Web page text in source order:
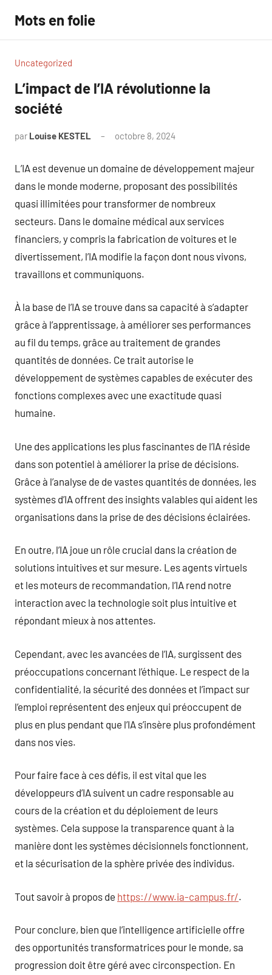
contenu
Mots en folie
Uncategorized
L’impact de l’IA révolutionne la
société
par Louise KESTEL octobre 8, 2024
L’IA est devenue un domaine de développement majeur
dans le monde moderne, proposant des possibilités
quasi illimitées pour transformer de nombreux
secteurs. Dans le domaine médical aux services
financiers, y compris la fabrication de voitures et le
divertissement, l’IA modifie la façon dont nous vivons,
travaillons et communiquons.
À la base de l’IA se trouve dans sa capacité à s’adapter
grâce à l’apprentissage, à améliorer ses performances
au fil du temps, grâce au traitement de grandes
quantités de données. Ce trait autorise le
développement de systèmes capables de exécuter des
fonctions complexes avec une exactitude quasi
humaine.
Une des applications les plus fascinantes de l’IA réside
dans son potentiel à améliorer la prise de décisions.
Grâce à l’analyse de de vastes quantités de données, les
systèmes d’IA offrent des insights valables qui aident les
organisations dans la prise de des décisions éclairées.
En outre, l’IA joue un rôle crucial dans la création de
solutions intuitives et sur mesure. Les agents virtuels
et les moteurs de recommandation, l’IA rend notre
interaction avec la technologie soit plus intuitive et
répondant mieux à nos attentes.
Cependant, avec les avancées de l’IA, surgissent des
préoccupations concernant l’éthique. Le respect de la
confidentialité, la sécurité des données et l’impact sur
l’emploi représentent des enjeux qui préoccupent de
plus en plus pendant que l’IA s’insère plus profondément
dans nos vies.
Pour faire face à ces défis, il est vital que les
développeurs d’IA suivent un cadre responsable au
cours de la création et du déploiement de leurs
systèmes. Cela suppose la transparence quant à la
manière dont les systèmes décisionnels fonctionnent,
et la sécurisation de la sphère privée des individus.
Tout savoir à propos de https://www.ia-campus.fr/.
Pour conclure, bien que l’intelligence artificielle offre
des opportunités transformatrices pour le monde, sa
progression doit être géré avec circonspection. En